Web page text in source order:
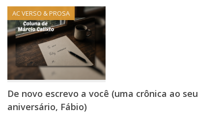
AC VERSO & PROSA
De novo escrevo a você (uma crônica ao seu
aniversário, Fábio)